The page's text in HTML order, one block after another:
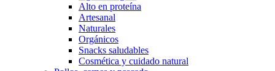
Alto en proteína
Artesanal
Naturales
Orgánicos
Snacks saludables
Cosmética y cuidado natural